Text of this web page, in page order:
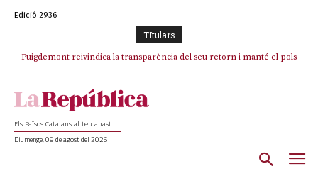
Edició 2936
TItulars
Puigdemont reivindica la transparència del seu retorn i manté el pols
Els Països Catalans al teu abast
Diumenge, 09 de agost del 2026